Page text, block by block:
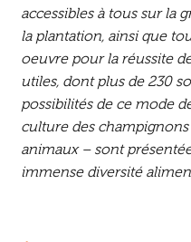
accessibles à tous sur la
la plantation, ainsi que
oeuvre pour la réussite
utiles, dont plus de 230
possibilités de ce mode
culture des champignons
animaux – sont
immense diversité